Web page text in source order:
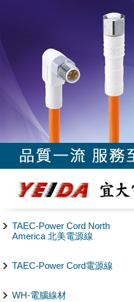
TAEC-Power Cord North
America 北美電源線
TAEC-Power Cord電源線
WH-電腦線材